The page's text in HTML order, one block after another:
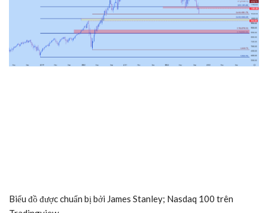
Biểu đồ được chuẩn bị bởi James Stanley; Nasdaq 100 trên